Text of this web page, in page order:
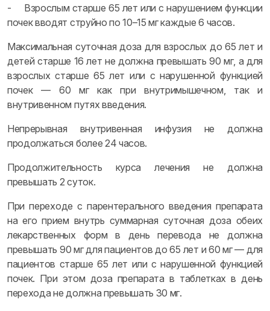
- Взрослым старше 65 лет или с нарушением функции
почек вводят струйно по 10–15 мг каждые 6 часов.
Максимальная суточная доза для взрослых до 65 лет и
детей старше 16 лет не должна превышать 90 мг, а для
взрослых старше 65 лет или с нарушенной функцией
почек — 60 мг как при внутримышечном, так и
внутривенном путях введения.
Непрерывная внутривенная инфузия не должна
продолжаться более 24 часов.
Продолжительность курса лечения не должна
превышать 2 суток.
При переходе с парентерального введения препарата
на его прием внутрь суммарная суточная доза обеих
лекарственных форм в день перевода не должна
превышать 90 мг для пациентов до 65 лет и 60 мг — для
пациентов старше 65 лет или с нарушенной функцией
почек. При этом доза препарата в таблетках в день
перехода не должна превышать 30 мг.